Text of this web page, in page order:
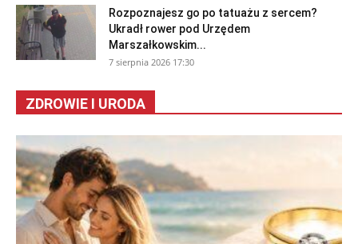
Rozpoznajesz go po tatuażu z sercem?
Ukradł rower pod Urzędem
Marszałkowskim...
7 sierpnia 2026 17:30
ZDROWIE I URODA